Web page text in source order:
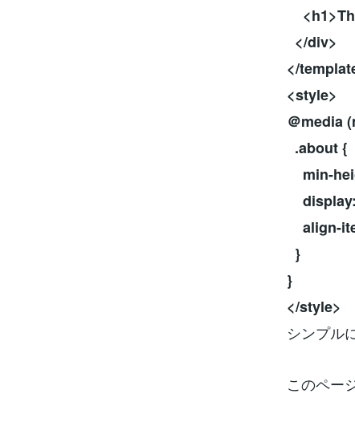
</div>
</
<style>
＠media
.about {
min-
align-
}
}
</style>
シンプル
このペー